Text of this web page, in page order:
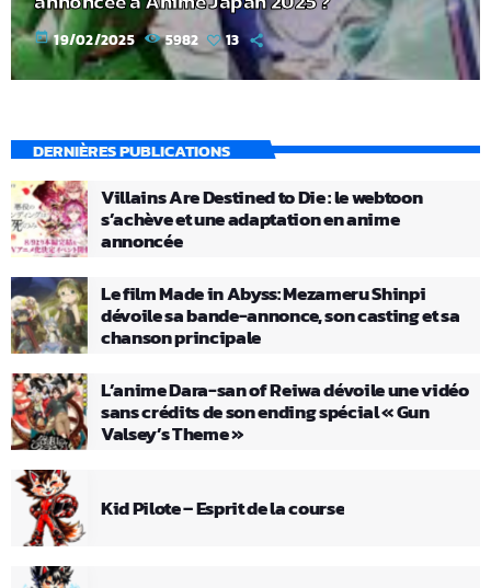
today 19/02/2025 5982 13
DERNIÈRES PUBLICATIONS
Villains Are Destined to Die : le webtoon
s’achève et une adaptation en anime
annoncée
Le film Made in Abyss: Mezameru Shinpi
dévoile sa bande-annonce, son casting et sa
chanson principale
L’anime Dara-san of Reiwa dévoile une vidéo
sans crédits de son ending spécial « Gun
Valsey’s Theme »
Kid Pilote – Esprit de la course